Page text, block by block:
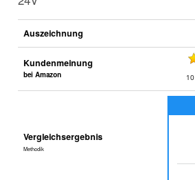
Auszeichnung
Kundenmeinung
bei Amazon 10
Vergleichsergebnis
Methodik